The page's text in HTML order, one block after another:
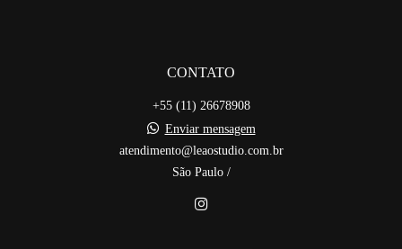
CONTATO
+55 (11) 26678908
Enviar mensagem
atendimento@leaostudio.com.br
São Paulo /